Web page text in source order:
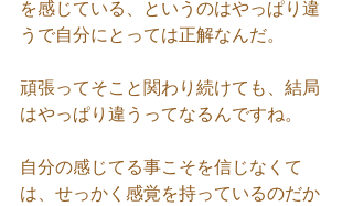
を感じている、というのはやっぱり違
うで自分にとっては正解なんだ。
頑張ってそこと関わり続けても、結局
はやっぱり違うってなるんですね。
自分の感じてる事こそを信じなくて
は、せっかく感覚を持っているのだか